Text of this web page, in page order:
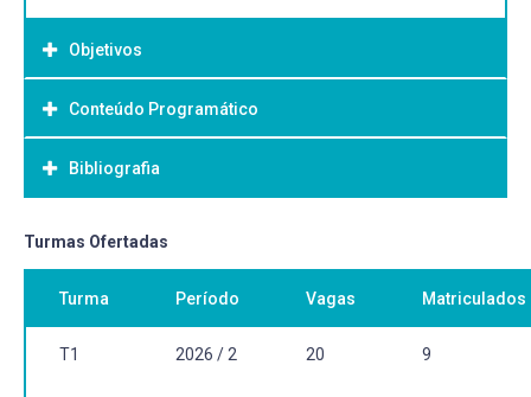
Objetivos
Objetivo Geral:
Objetivo(s) geral(ais):
● Identificar, compreender e utilizar os conceitos e
● Dar continuidade ao desenvolvimento do raciocínio
e resolução de problemas.
Objetivo(s) específico(s):
Conteúdo Programático
Bibliografia
Bibliografia Básica:
DOMINGUES, H.H. Álgebra moderna. São Paulo: Saraiva,
2018. ISBN 9788547223076. E-book.
GONÇALVES, A. Introdução à álgebra. Rio de Janeiro:
Instituto de Matemática Pura e Aplicada, Projeto Euclides,
Turmas Ofertadas
Turma Período Vagas Matriculados
T1 2026 / 2 20 9